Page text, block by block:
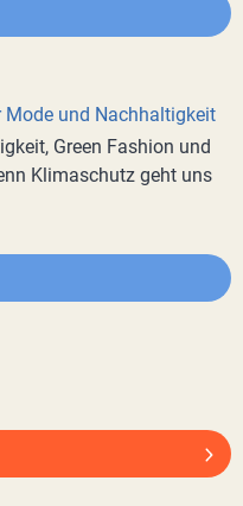
Mode und Nachhaltigkeit
Green Fashion und
Klimaschutz geht uns